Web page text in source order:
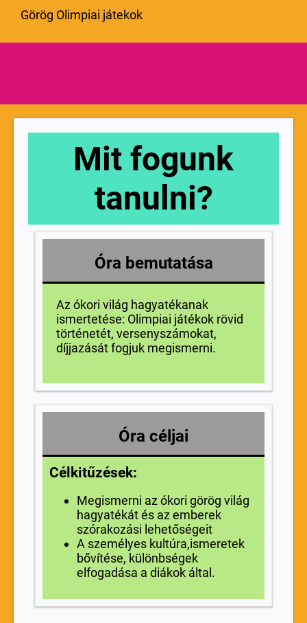
Görög Olimpiai játekok
Mit fogunk
tanulni?
Óra bemutatása
Az ókori világ hagyatékanak
ismertetése: Olimpiai játékok rövid
történetét, versenyszámokat,
díjjazását fogjuk megismerni.
Óra céljai
Célkitűzések:
Megismerni az ókori görög világ
hagyatékát és az emberek
szórakozási lehetőségeit
A személyes kultúra,ismeretek
bővítése, különbségek
elfogadása a diákok által.